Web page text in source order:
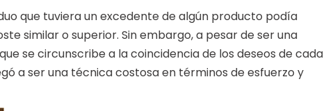
que tuviera un excedente de algún producto podía
similar o superior. Sin embargo, a pesar de ser una
se circunscribe a la coincidencia de los deseos de cada
a ser una técnica costosa en términos de esfuerzo y